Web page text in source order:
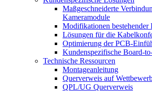
Maßgeschneiderte
Kameramodule
Modifikationen bestehender
Lösungen für die
Optimierung der PCB-
Kundenspezifische Board-
Technische Ressourcen
Montageanleitung
Querverweis auf
QPL/UG Querverweis